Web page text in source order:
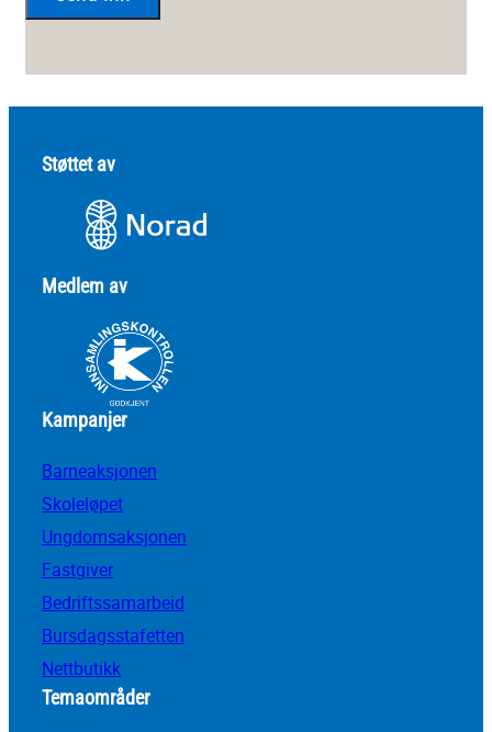
Støttet av
Medlem av
Kampanjer
Barneaksjonen
Skoleløpet
Ungdomsaksjonen
Fastgiver
Bedriftssamarbeid
Bursdagsstafetten
Nettbutikk
Temaområder